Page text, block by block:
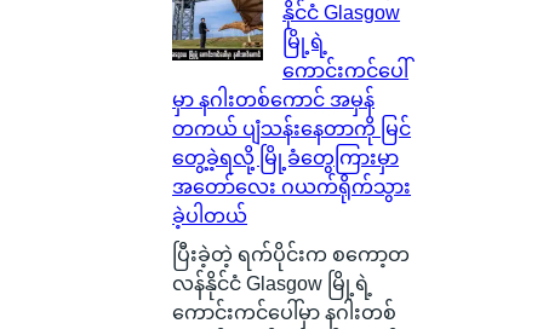
နိုင်ငံ Glasgow
မြို့ရဲ့
ကောင်းကင်ပေါ်
မှာ နဂါးတစ်ကောင် အမှန်
တကယ် ပျံသန်းနေတာကို မြင်
တွေ့ခဲ့ရလို့ မြို့ခံတွေကြားမှာ
အတော်လေး ဂယက်ရိုက်သွား
ခဲ့ပါတယ်
ပြီးခဲ့တဲ့ ရက်ပိုင်းက စကော့တ
လန်နိုင်ငံ Glasgow မြို့ရဲ့
ကောင်းကင်ပေါ်မှာ နဂါးတစ်